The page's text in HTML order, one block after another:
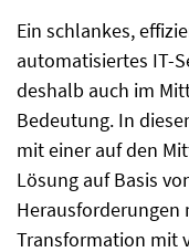
Ein schlankes,
automatisiertes IT-
deshalb auch im
Bedeutung. In
mit einer auf den
Lösung auf Basis
Transformation mit